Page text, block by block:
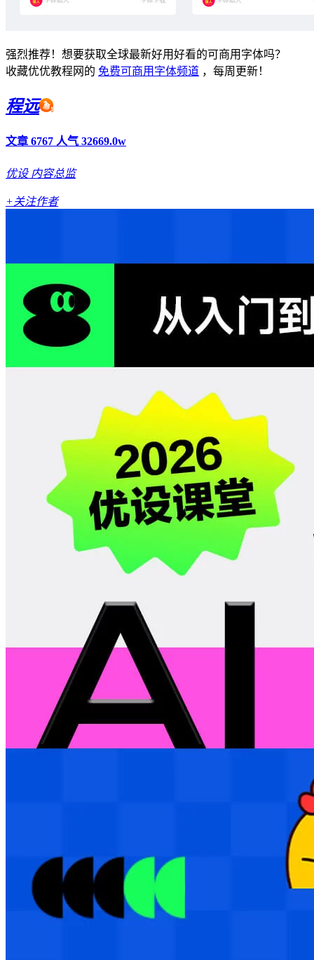
强烈推荐！想要获取全球最新好用好看的可商用字体吗？
收藏优优教程网的 免费可商用字体频道 ，每周更新！
程远
文章 6767 人气 32669.0w
优设 内容总监
+关注作者